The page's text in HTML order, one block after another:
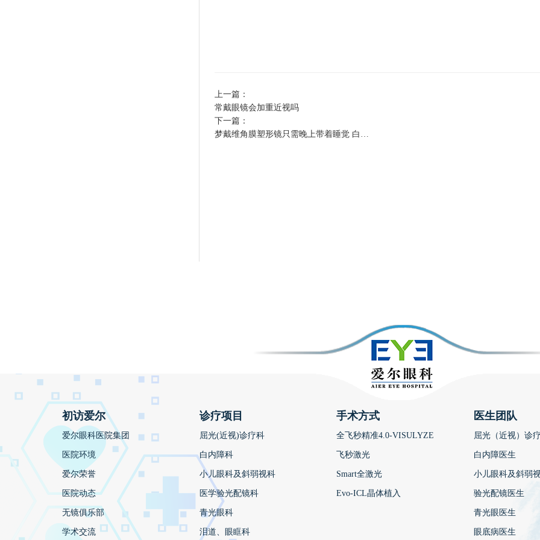
上一篇：
常戴眼镜会加重近视吗
下一篇：
梦戴维角膜塑形镜只需晚上带着睡觉 白…
初访爱尔
爱尔眼科医院集团
医院环境
爱尔荣誉
医院动态
无镜俱乐部
学术交流
诊疗项目
屈光(近视)诊疗科
白内障科
小儿眼科及斜弱视科
医学验光配镜科
青光眼科
泪道、眼眶科
手术方式
全飞秒精准4.0-VISULYZE
飞秒激光
Smart全激光
Evo-ICL晶体植入
医生团队
屈光（近视）诊
白内障医生
小儿眼科及斜弱
验光配镜医生
青光眼医生
眼底病医生